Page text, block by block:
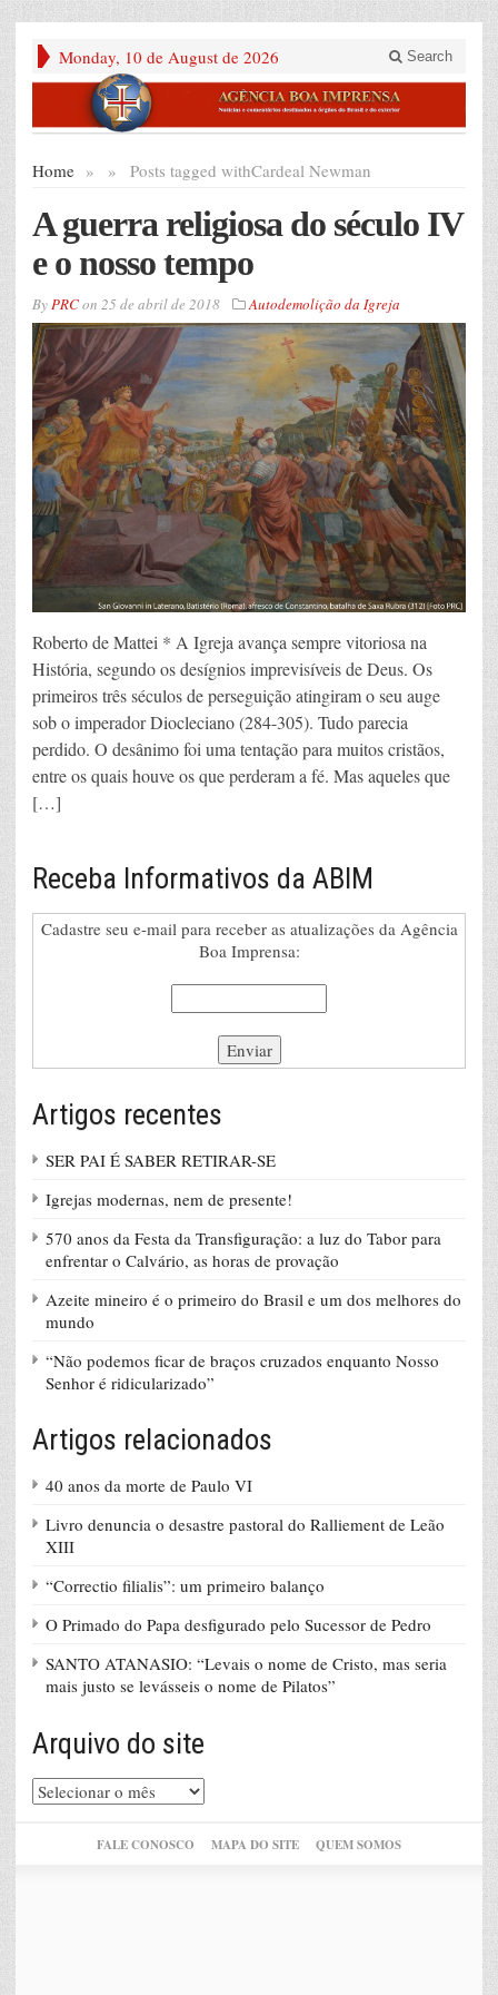
Monday, 10 de August de 2026 Search
Home » Posts tagged with
» Cardeal Newman
A guerra religiosa do século IV
e o nosso tempo
ByPRCon 25 de abril de 2018 Autodemolição da Igreja
Roberto de Mattei * A Igreja avança sempre vitoriosa na
História, segundo os desígnios imprevisíveis de Deus. Os
primeiros três séculos de perseguição atingiram o seu auge
sob o imperador Diocleciano (284-305). Tudo parecia
perdido. O desânimo foi uma tentação para muitos cristãos,
entre os quais houve os que perderam a fé. Mas aqueles que
[…]
Receba Informativos da ABIM
Cadastre seu e-mail para receber as atualizações da Agência
Boa Imprensa:
Artigos recentes
SER PAI É SABER RETIRAR-SE
Igrejas modernas, nem de presente!
570 anos da Festa da Transfiguração: a luz do Tabor para
enfrentar o Calvário, as horas de provação
Azeite mineiro é o primeiro do Brasil e um dos melhores do
mundo
“Não podemos ficar de braços cruzados enquanto Nosso
Senhor é ridicularizado”
Artigos relacionados
40 anos da morte de Paulo VI
Livro denuncia o desastre pastoral do Ralliement de Leão
XIII
“Correctio filialis”: um primeiro balanço
O Primado do Papa desfigurado pelo Sucessor de Pedro
SANTO ATANASIO: “Levais o nome de Cristo, mas seria
mais justo se levásseis o nome de Pilatos”
Arquivo do site
Arquivo
do
FALE CONOSCO MAPA DO SITE QUEM SOMOS